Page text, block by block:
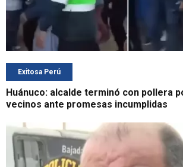
Exitosa Perú
Huánuco: alcalde terminó con pollera
vecinos ante promesas incumplidas